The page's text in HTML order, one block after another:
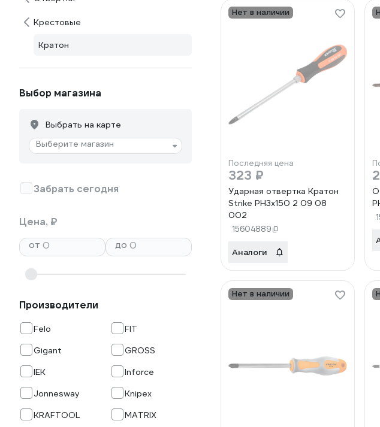
Крестовые
Кратон
Выбор магазина
Выбрать на карте
Выберите магазин
Забрать сегодня
Цена, ₽
от
до
Производители
Felo
FIT
Gigant
GROSS
IEK
Inforce
Jonnesway
Knipex
KRAFTOOL
MATRIX
Нет в наличии
Последняя цена
323 ₽
Ударная отвертка Кратон
Strike PH3x150 2 09 08
002
15604889
Аналоги
Нет в наличии